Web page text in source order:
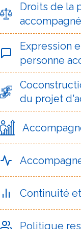
Droits de la
Expression
personne
du projet
Continuité
Politique